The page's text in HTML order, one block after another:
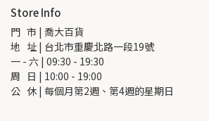
Store Info
門   市 | 喬大百貨
地   址 | 台北市重慶北路一段19號
一 - 六 | 09:30 - 19:30
周   日 | 10:00 - 19:00
公   休 | 每個月第2週、第4週的星期日